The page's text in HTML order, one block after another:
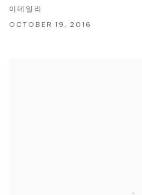
이데일리
OCTOBER 19, 2016